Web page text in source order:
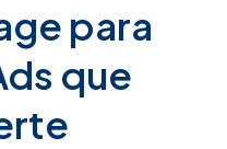
para
que